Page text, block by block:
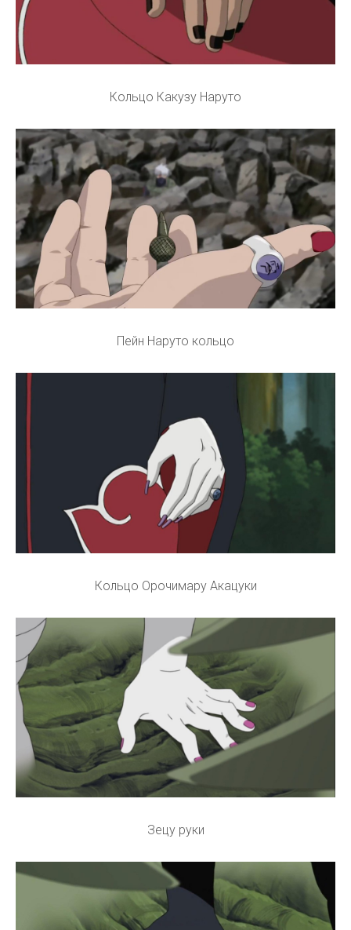
Кольцо Какузу Наруто
Пейн Наруто кольцо
Кольцо Орочимару Акацуки
Зецу руки